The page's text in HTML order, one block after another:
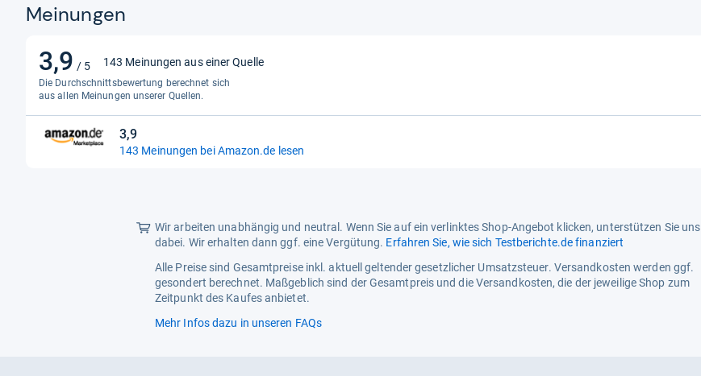
Meinungen
3,9 / 5
3,9
von
5
Sternen
143 Meinungen aus einer Quelle
Die Durchschnittsbewertung berechnet sich
aus allen Meinungen unserer Quellen.
3,9
3,9
von
143 Meinungen bei Amazon.de lesen
Wir arbeiten unabhängig und neutral. Wenn Sie auf ein verlinktes Shop-Angebot klicken, unterstützen Sie uns
dabei. Wir erhalten dann ggf. eine Vergütung. Erfahren Sie, wie sich Testberichte.de finanziert
Alle Preise sind Gesamtpreise inkl. aktuell geltender gesetzlicher Umsatzsteuer. Versandkosten werden ggf.
gesondert berechnet. Maßgeblich sind der Gesamtpreis und die Versandkosten, die der jeweilige Shop zum
Zeitpunkt des Kaufes anbietet.
Mehr Infos dazu in unseren FAQs